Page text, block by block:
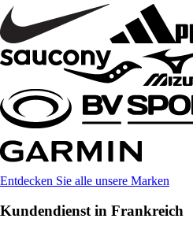
Entdecken Sie alle unsere Marken
Kundendienst in Frankreich